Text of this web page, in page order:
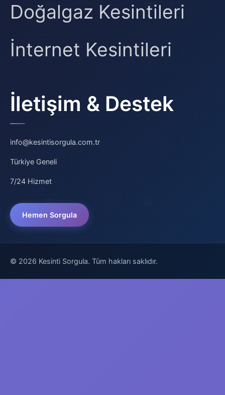
Doğalgaz Kesintileri
İnternet Kesintileri
İletişim & Destek
info@kesintisorgula.com.tr
Türkiye Geneli
7/24 Hizmet
Hemen Sorgula
© 2026 Kesinti Sorgula. Tüm hakları saklıdır.